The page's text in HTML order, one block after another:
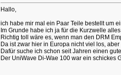
Hallo,
ich habe mir mal ein Paar Teile bestellt um
Im Grunde habe ich ja für die Kurzwelle
Richtig toll wäre es, wenn man den DRM
Da ist zwar hier in Europa nicht viel los,
Dafür suche ich schon seit Jahren einen
Der UniWave Di-Wae 100 war ein schickes